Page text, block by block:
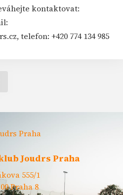
kontaktovat:
telefon: +420 774 134 985
Joudrs Praha
555/1
Praha 8